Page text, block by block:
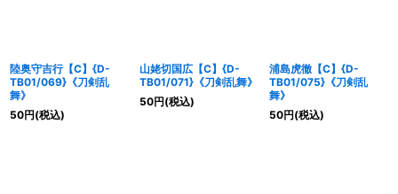
陸奥守吉行【C】{D-
TB01/069}《刀剣乱
舞》
50円(税込)
山姥切国広【C】{D-
TB01/071}《刀剣乱舞》
50円(税込)
浦島虎徹【C】{D-
TB01/075}《刀剣乱
舞》
50円(税込)